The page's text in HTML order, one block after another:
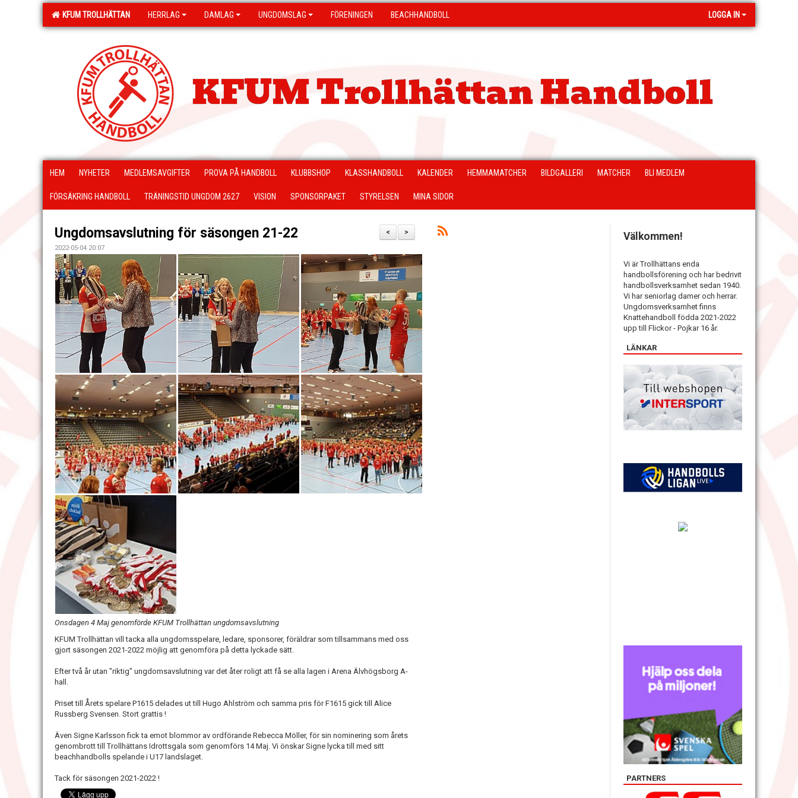
KFUM TROLLHÄTTAN HERRLAG DAMLAG UNGDOMSLAG FÖRENINGEN BEACHHANDBOLL LOGGA IN
KFUM Trollhättan Handboll
HEM NYHETER MEDLEMSAVGIFTER PROVA PÅ HANDBOLL KLUBBSHOP KLASSHANDBOLL KALENDER HEMMAMATCHER BILDGALLERI MATCHER BLI MEDLEM
FÖRSÄKRING HANDBOLL TRÄNINGSTID UNGDOM 2627 VISION SPONSORPAKET STYRELSEN MINA SIDOR
>
<
Ungdomsavslutning för säsongen 21-22
2022-05-04 20:07
Onsdagen 4 Maj genomförde KFUM Trollhättan ungdomsavslutning
KFUM Trollhättan vill tacka alla ungdomsspelare, ledare, sponsorer, föräldrar som tillsammans med oss
gjort säsongen 2021-2022 möjlig att genomföra på detta lyckade sätt.
Efter två år utan "riktig" ungdomsavslutning var det åter roligt att få se alla lagen i Arena Älvhögsborg A-
hall.
Priset till Årets spelare P1615 delades ut till Hugo Ahlström och samma pris för F1615 gick till Alice
Russberg Svensen. Stort grattis !
Även Signe Karlsson fick ta emot blommor av ordförande Rebecca Möller, för sin nominering som årets
genombrott till Trollhättans Idrottsgala som genomförs 14 Maj. Vi önskar Signe lycka till med sitt
beachhandbolls spelande i U17 landslaget.
Tack för säsongen 2021-2022 !
Välkommen!
Vi är Trollhättans enda
handbollsförening och har bedrivit
handbollsverksamhet sedan 1940.
Vi har seniorlag damer och herrar.
Ungdomsverksamhet finns
Knattehandboll födda 2021-2022
upp till Flickor - Pojkar 16 år.
LÄNKAR
PARTNERS